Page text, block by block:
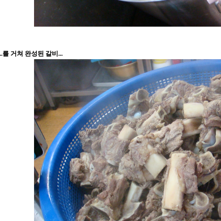
를 거쳐 완성된 갈비...